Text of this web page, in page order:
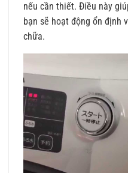
nếu cần thiết. Điều này
bạn sẽ hoạt động ổn định
chữa.